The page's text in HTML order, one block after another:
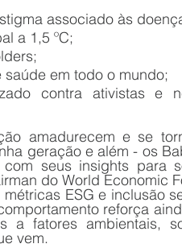
associado às
a 1,5 ºC;
em todo o mundo;
contra ativistas e
amadurecem e se
geração e além - os
seus insights para
do World Economic
ESG e inclusão
reforça
a fatores ambientais,
vem.